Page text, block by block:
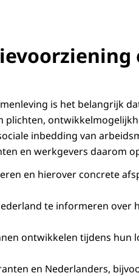
is het belangrijk
plichten,
inbedding van
en werkgevers daarom
en hierover concrete
te informeren over
ontwikkelen tijdens hun
en Nederlanders,